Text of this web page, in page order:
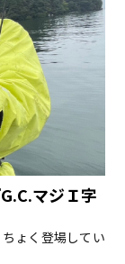
マジＩ字
ょく登場してい